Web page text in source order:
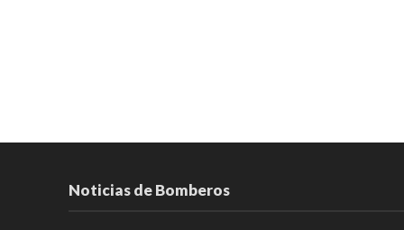
Noticias de Bomberos